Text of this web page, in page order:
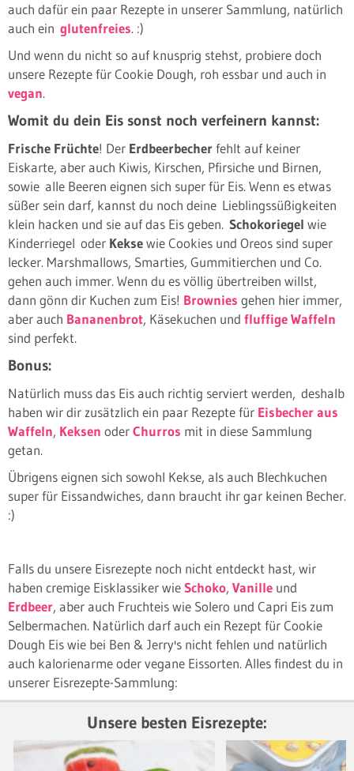
auch dafür ein paar Rezepte in unserer Sammlung, natürlich
auch ein glutenfreies. :)
Und wenn du nicht so auf knusprig stehst, probiere doch
unsere Rezepte für Cookie Dough, roh essbar und auch in
vegan.
Womit du dein Eis sonst noch verfeinern kannst:
Frische Früchte! Der Erdbeerbecherfehlt auf keiner
Eiskarte, aber auch Kiwis, Kirschen, Pfirsiche und Birnen,
sowie alle Beeren eignen sich super für Eis. Wenn es etwas
süßer sein darf, kannst du noch deine Lieblingssüßigkeiten
klein hacken und sie auf das Eis geben. Schokoriegel wie
Kinderriegel oder Keksewie Cookies und Oreos sind super
lecker. Marshmallows, Smarties, Gummitierchen und Co.
gehen auch immer. Wenn du es völlig übertreiben willst,
dann gönn dir Kuchen zum Eis! Brownies gehen hier immer,
aber auch Bananenbrot, Käsekuchen und fluffige Waffeln
sind perfekt.
Bonus:
Natürlich muss das Eis auch richtig serviert werden, deshalb
haben wir dir zusätzlich ein paar Rezepte für Eisbecher aus
Waffeln, Keksen oderChurros mit in diese Sammlung
getan.
Übrigens eignen sich sowohl Kekse, als auch Blechkuchen
super für Eissandwiches, dann braucht ihr gar keinen Becher.
:)
Falls du unsere Eisrezepte noch nicht entdeckt hast, wir
haben cremige Eisklassiker wieSchoko, Vanille und
Erdbeer, aber auch Fruchteis wie Solero und Capri Eis zum
Selbermachen. Natürlich darf auch ein Rezept für Cookie
Dough Eis wie bei Ben & Jerry's nicht fehlen und natürlich
auch kalorienarme oder vegane Eissorten. Alles findest du in
unserer Eisrezepte-Sammlung:
Unsere besten Eisrezepte: